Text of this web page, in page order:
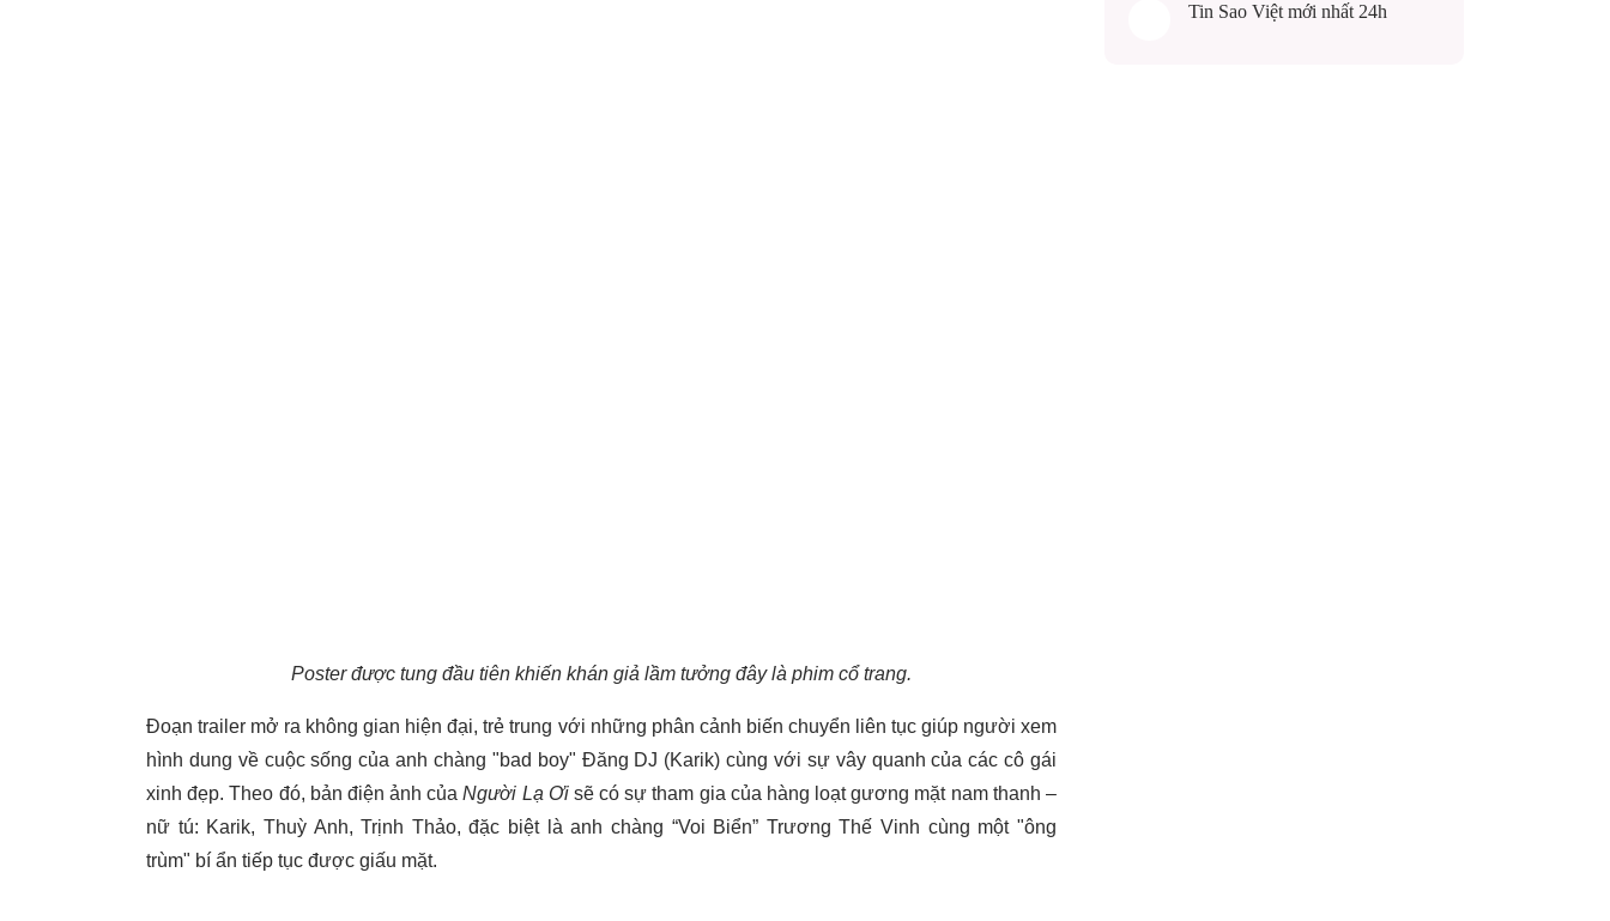
Poster được tung đầu tiên khiến khán giả lầm tưởng đây là phim cổ trang.
Đoạn trailer mở ra không gian hiện đại, trẻ trung với những phân cảnh biến chuyển liên tục giúp người xem
hình dung về cuộc sống của anh chàng "bad boy" Đăng DJ (Karik) cùng với sự vây quanh của các cô gái
xinh đẹp. Theo đó, bản điện ảnh của Người Lạ Ơi sẽ có sự tham gia của hàng loạt gương mặt nam thanh –
nữ tú: Karik, Thuỳ Anh, Trịnh Thảo, đặc biệt là anh chàng “Voi Biển” Trương Thế Vinh cùng một "ông
trùm" bí ẩn tiếp tục được giấu mặt.
Tin Sao Việt mới nhất 24h